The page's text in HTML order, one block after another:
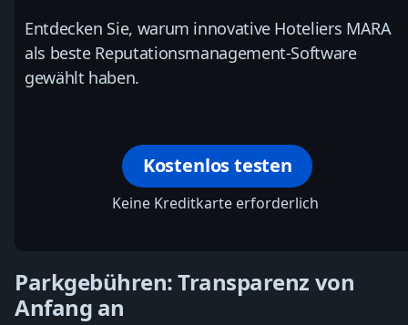
Entdecken Sie, warum innovative Hoteliers MARA
als beste Reputationsmanagement-Software
gewählt haben.
Kostenlos testen
Keine Kreditkarte erforderlich
Parkgebühren: Transparenz von
Anfang an